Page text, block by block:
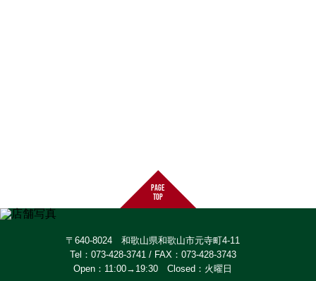
page
top
〒640-8024 和歌山県和歌山市元寺町4-11
Tel：073-428-3741 / FAX：073-428-3743
Open：11:00→19:30 Closed：火曜日